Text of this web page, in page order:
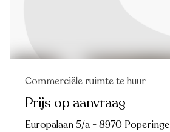
Commerciële ruimte te huur
Prijs op aanvraag
Europalaan 5/a - 8970 Poperinge